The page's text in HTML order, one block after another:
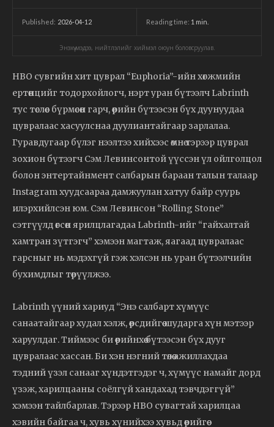
Published: 2026-04-12 Reading time: 1 min.
Энэхүү мэдээ, нийтлэлийг хиймэл оюун боловсруулав.
HBO сувгийн хит цуврал “Euphoria”-ийн хөгжмийн
ертөнцийг тодорхойлогч, нэрт уран бүтээлч Labrinth
тус төслөөс бүрмөсөн гарч, өөрийн бүтээсэн бүх дуунуудаа
цувралаас хасуулснаа дуулиантайгаар зарлалаа.
Гуравдугаар бүлэг нээлтээ хийхээс өмнө тэрээр цуврал
зохион бүтээгч Сэм Левинсонтой үүссэн үл ойлголцол
болон энтертайнмент салбарын бараан талын талаар
Instagram хуудсаараа дамжуулан хатуу байр суурь
илэрхийлсэн юм. Сэм Левинсон “Rolling Stone”
сэтгүүлд өгсөн ярилцлагадаа Labrinth-ийг “гайхалтай
хамтран зүтгэгч” хэмээн магтаж, яагаад цувралаас
гарсныг нь мэдэхгүй гэж хэлсэн нь уран бүтээлчийн
бухимдлыг төрүүлжээ.
Labrinth үүний хариуд “Энэ салбарт хүмүүс
санаатайгаар худал хэлж, өөрсдийгөө шударга хүн мэтээр
харуулдаг. Тиймээс би өөрийнхөө бүтээсэн бүх дууг
цувралаас хассан. Би хэн нэгний төлөө ажиллахдаа
тэдний үзэл санааг хүндэтгэдэг ч, хүмүүс намайг дорд
үзэж, харилцааны соёлгүй хандахад тэвчдэггүй”
хэмээн тайлбарлав. Тэрээр HBO сувагтай харилцаа
хэвийн байгаа ч, хувь хүнийхээ хувьд өөрийгөө